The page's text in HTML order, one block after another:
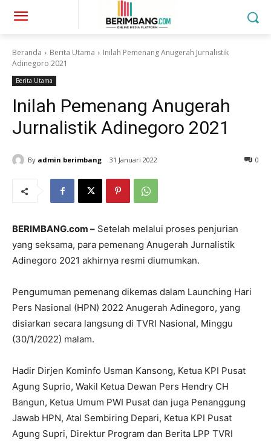
Beranda Berita Utama
Inilah Pemenang Anugerah Jurnalistik
Adinegoro 2021
Berita Utama
Inilah Pemenang Anugerah
Jurnalistik Adinegoro 2021
By admin berimbang 31 Januari 2022 0
BERIMBANG.com – Setelah melalui proses penjurian
yang seksama, para pemenang Anugerah Jurnalistik
Adinegoro 2021 akhirnya resmi diumumkan.
Pengumuman pemenang dikemas dalam Launching Hari
Pers Nasional (HPN) 2022 Anugerah Adinegoro, yang
disiarkan secara langsung di TVRI Nasional, Minggu
(30/1/2022) malam.
Hadir Dirjen Kominfo Usman Kansong, Ketua KPI Pusat
Agung Suprio, Wakil Ketua Dewan Pers Hendry CH
Bangun, Ketua Umum PWI Pusat dan juga Penanggung
Jawab HPN, Atal Sembiring Depari, Ketua KPI Pusat
Agung Supri, Direktur Program dan Berita LPP TVRI